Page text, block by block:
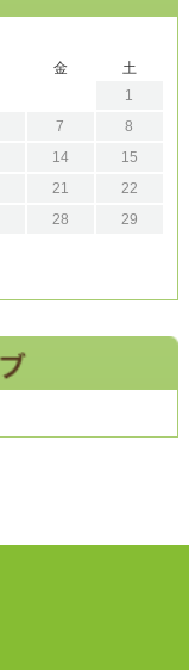
金
土
1
7
8
14
15
21
22
28
29